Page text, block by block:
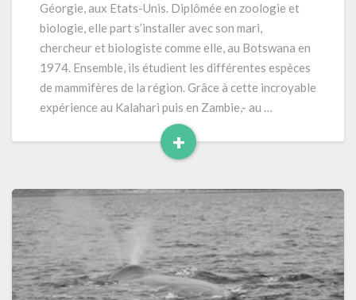
du
Kalahari »
(1984
/2022)
492
pages
Géorgie, aux Etats-Unis. Diplômée en zoologie et
biologie, elle part s’installer avec son mari,
chercheur et biologiste comme elle, au Botswana en
1974. Ensemble, ils étudient les différentes espèces
de mammifères de la région. Grâce à cette incroyable
expérience au Kalahari puis en Zambie,- au …
+
Read